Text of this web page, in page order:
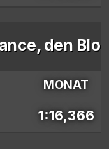
den
MONAT
1:16,366